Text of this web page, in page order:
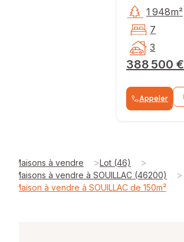
388 500 €
1 948m²
7
3
Appeler
Maisons à vendre >Lot (46) >
Maisons à vendre à SOUILLAC (46200) >
Maison à vendre à SOUILLAC de 150m²